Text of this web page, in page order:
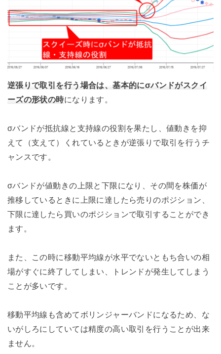
逆張りで取引を行う場合は、基本的にσバンドがスクイ
ーズの形状の時になります。
σバンドが抵抗線と支持線の役割を果たし、値動きを抑
えて（支えて）くれているときが逆張りで取引を行うチ
ャンスです。
σバンドが値動きの上限と下限になり、その間を株価が
推移しているときに上限に達したら売りのポジション、
下限に達したら買いのポジションで取引することができ
ます。
また、この時に移動平均線が水平でないともち合いの相
場がすぐに終了してしまい、トレンドが発生してしまう
ことが多いです。
移動平均線も含めてボリンジャーバンドになるため、な
いがしろにしていては精度の高い取引を行うことが出来
ません。